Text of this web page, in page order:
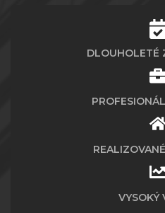
DLOUHOLETÉ
VYSOKÝ